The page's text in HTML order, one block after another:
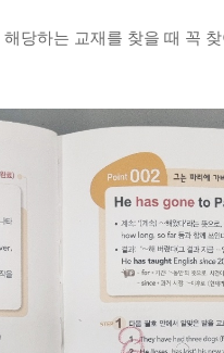
당하는 교재를 찾을 때 꼭